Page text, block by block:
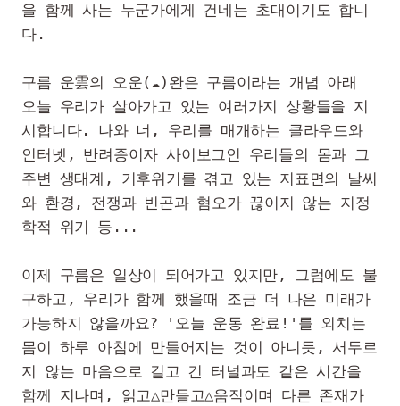
을 함께 사는 누군가에게 건네는 초대이기도 합니
다.
구름 운雲의 오운(☁️)완은 구름이라는 개념 아래
오늘 우리가 살아가고 있는 여러가지 상황들을 지
시합니다. 나와 너, 우리를 매개하는 클라우드와
인터넷, 반려종이자 사이보그인 우리들의 몸과 그
주변 생태계, 기후위기를 겪고 있는 지표면의 날씨
와 환경, 전쟁과 빈곤과 혐오가 끊이지 않는 지정
학적 위기 등...
이제 구름은 일상이 되어가고 있지만, 그럼에도 불
구하고, 우리가 함께 했을때 조금 더 나은 미래가
가능하지 않을까요? '오늘 운동 완료!'를 외치는
몸이 하루 아침에 만들어지는 것이 아니듯, 서두르
지 않는 마음으로 길고 긴 터널과도 같은 시간을
함께 지나며, 읽고△만들고△움직이며 다른 존재가